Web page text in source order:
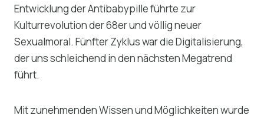
Entwicklung der Antibabypille führte zur
Kulturrevolution der 68er und völlig neuer
Sexualmoral. Fünfter Zyklus war die Digitalisierung,
der uns schleichend in den nächsten Megatrend
führt.
Mit zunehmenden Wissen und Möglichkeiten wurde